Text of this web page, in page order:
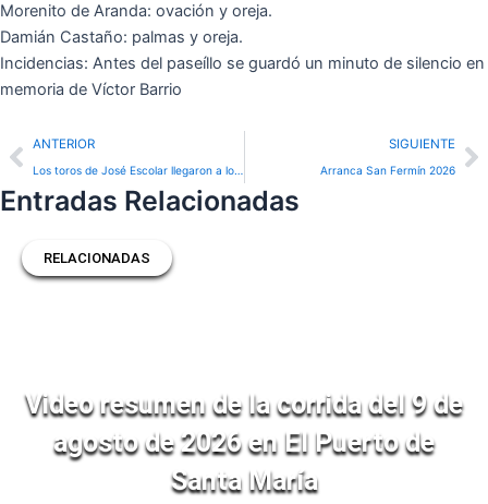
Morenito de Aranda: ovación y oreja.
Damián Castaño: palmas y oreja.
Incidencias: Antes del paseíllo se guardó un minuto de silencio en
memoria de Víctor Barrio
Prev
ANTERIOR
Los toros de José Escolar llegaron a los Corrales del Gas
SIGUIENTE
Arranca San Fermín 2026
Entradas Relacionadas
RELACIONADAS
Video resumen de la corrida del 9 de
agosto de 2026 en El Puerto de
Santa María